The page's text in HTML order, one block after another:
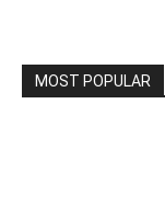
MOST POPULAR